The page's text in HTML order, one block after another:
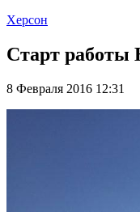
Херсон
Старт работы
8 Февраля 2016 12:31